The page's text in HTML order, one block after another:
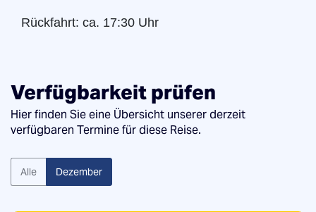
Rückfahrt: ca. 17:30 Uhr
Verfügbarkeit prüfen
Hier finden Sie eine Übersicht unserer derzeit
verfügbaren Termine für diese Reise.
Alle Dezember